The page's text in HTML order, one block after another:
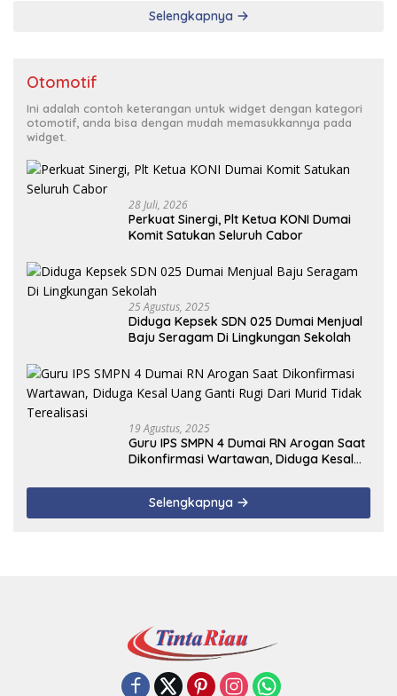
Selengkapnya
Otomotif
Ini adalah contoh keterangan untuk widget dengan kategori
otomotif, anda bisa dengan mudah memasukkannya pada
widget.
28 Juli, 2026
Perkuat Sinergi, Plt Ketua KONI Dumai
Komit Satukan Seluruh Cabor
25 Agustus, 2025
Diduga Kepsek SDN 025 Dumai Menjual
Baju Seragam Di Lingkungan Sekolah
19 Agustus, 2025
Guru IPS SMPN 4 Dumai RN Arogan Saat
Dikonfirmasi Wartawan, Diduga Kesal
Terealisasi
Selengkapnya